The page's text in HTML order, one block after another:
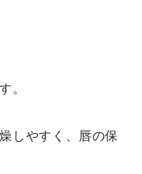
。
しやすく、唇の保